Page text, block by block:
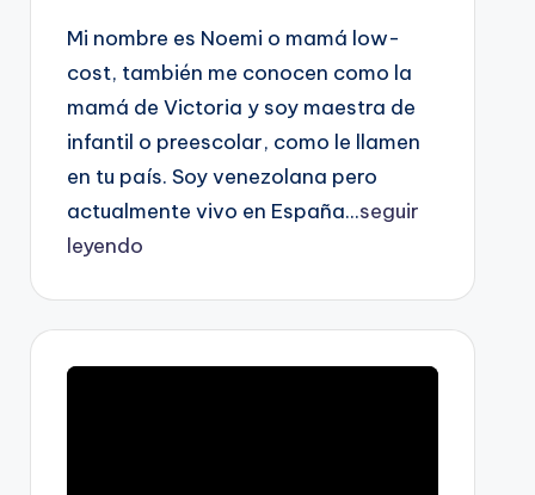
Mi nombre es Noemi o mamá low-
cost, también me conocen como la
mamá de Victoria y soy maestra de
infantil o preescolar, como le llamen
en tu país. Soy venezolana pero
actualmente vivo en España...seguir
leyendo